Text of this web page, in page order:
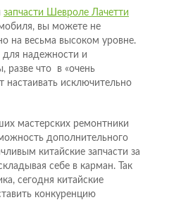
запчасти Шевроле Лачетти
вы можете не
на весьма высоком уровне.
для надежности и
разве что в «очень
настаивать исключительно
мастерских ремонтники
дополнительного
китайские запчасти за
себе в карман. Так
сегодня китайские
конкуренцию